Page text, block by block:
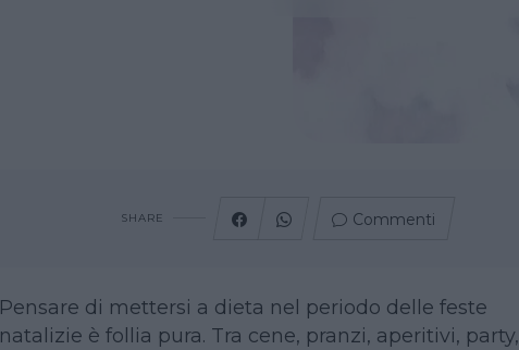
SHARE Commenti
Pensare di mettersi a dieta nel periodo delle feste
natalizie è follia pura. Tra cene, pranzi, aperitivi, party,